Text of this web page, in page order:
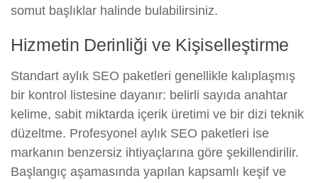
somut başlıklar halinde bulabilirsiniz.
Hizmetin Derinliği ve Kişiselleştirme
Standart aylık SEO paketleri genellikle kalıplaşmış
bir kontrol listesine dayanır: belirli sayıda anahtar
kelime, sabit miktarda içerik üretimi ve bir dizi teknik
düzeltme. Profesyonel aylık SEO paketleri ise
markanın benzersiz ihtiyaçlarına göre şekillendirilir.
Başlangıç aşamasında yapılan kapsamlı keşif ve